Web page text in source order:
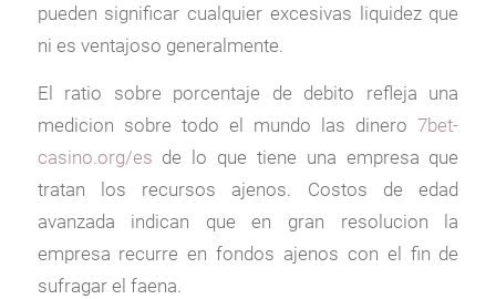
pueden significar cualquier excesivas liquidez que
ni es ventajoso generalmente.
El ratio sobre porcentaje de debito refleja una
medicion sobre todo el mundo las dinero7bet-
casino.org/es de lo que tiene una empresa que
tratan los recursos ajenos. Costos de edad
avanzada indican que en gran resolucion la
empresa recurre en fondos ajenos con el fin de
sufragar el faena.